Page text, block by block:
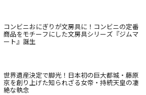
コンビニおにぎりが文房具に！コンビニの定番
商品をモチーフにした文房具シリーズ『ジムマ
ート』誕生
世界遺産決定で脚光！日本初の巨大都城・藤原
京を創り上げた知られざる女帝・持統天皇の凄
絶な執念